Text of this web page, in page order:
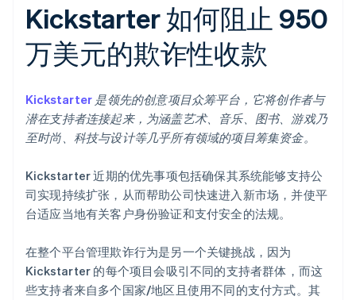
Kickstarter 如何阻止 950
万美元的欺诈性收款
Kickstarter 是领先的创意项目众筹平台，它将创作者与
潜在支持者连接起来，为涵盖艺术、音乐、图书、游戏乃
至时尚、科技与设计等几乎所有领域的项目筹集资金。
Kickstarter 近期的优先事项包括确保其系统能够支持公
司实现持续扩张，从而帮助公司快速进入新市场，并使平
台适应当地有关客户身份验证和支付安全的法规。
在整个平台管理欺诈行为是另一个关键挑战，因为
Kickstarter 的每个项目会吸引不同的支持者群体，而这
些支持者来自多个国家/地区且使用不同的支付方式。其